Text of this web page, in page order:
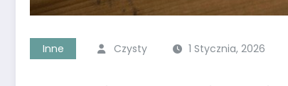
Inne Czysty 1 Stycznia, 2026